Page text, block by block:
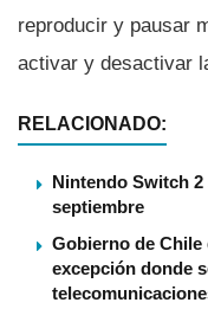
reproducir y pausar
activar y desactivar
RELACIONADO:
Nintendo Switch
septiembre
Gobierno de Chile
excepción donde